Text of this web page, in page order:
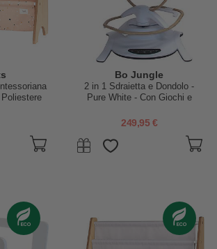
Bo Jungle
2 in 1 Sdraietta e Dondolo -
Pure White - Con Giochi e
249,95 €